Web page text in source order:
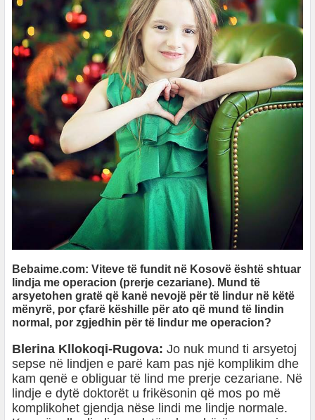
Bebaime.com: Viteve të fundit në Kosovë është shtuar
lindja me operacion (prerje cezariane). Mund të
arsyetohen gratë që kanë nevojë për të lindur në këtë
mënyrë, por çfarë këshille për ato që mund të lindin
normal, por zgjedhin për të lindur me operacion?
Blerina Kllokoqi-Rugova: Jo nuk mund ti arsyetoj
sepse në lindjen e parë kam pas një komplikim dhe
kam qenë e obliguar të lind me prerje cezariane. Në
lindje e dytë doktorët u frikësonin që mos po më
komplikohet gjendja nëse lindi me lindje normale.